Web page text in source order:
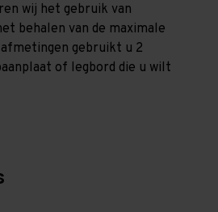
wij het gebruik van
behalen van de maximale
gebruikt u 2
of legbord die u wilt